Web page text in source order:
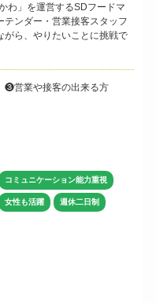
わ」を運営するSDフードマ
テンダー・営業接客スタッフ
がら、やりたいことに挑戦で
営業や接客の出来る方
コミュニケーション能力重視
女性も活躍 週休二日制